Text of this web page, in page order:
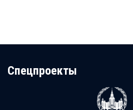
Cпецпроекты